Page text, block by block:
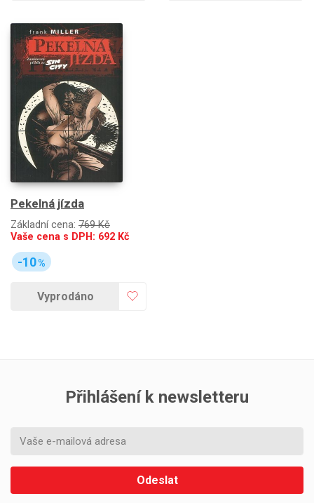
Pekelná jízda
Základní cena: 769 Kč
Vaše cena s DPH: 692 Kč
-10%
Vyprodáno
Přihlášení k newsletteru
Odeslat